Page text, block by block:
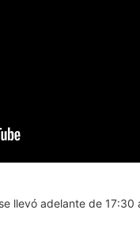
llevó adelante de